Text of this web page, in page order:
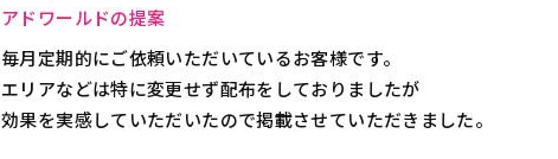
アドワールドの提案
毎月定期的にご依頼いただいているお客様です。
エリアなどは特に変更せず配布をしておりましたが
効果を実感していただいたので掲載させていただきました。